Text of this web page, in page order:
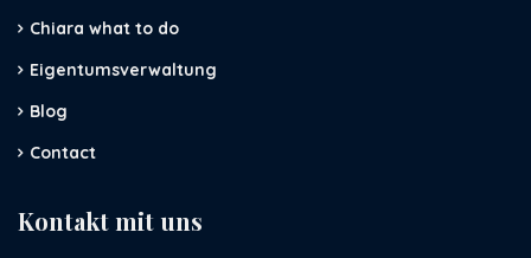
Chiara what to do
Eigentumsverwaltung
Blog
Contact
Kontakt mit uns